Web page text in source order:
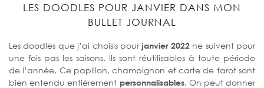
LES DOODLES POUR JANVIER DANS MON
BULLET JOURNAL
Les doodles que j’ai choisis pourjanvier 2022ne suivent pour
une fois pas les saisons. Ils sont réutilisables à toute période
de l’année. Ce papillon, champignon et carte de tarot sont
bien entendu entièrement personnalisables. On peut donner